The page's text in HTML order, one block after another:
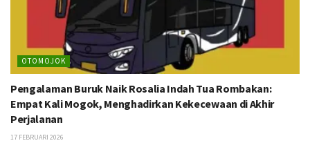
OTOMOJOK
Pengalaman Buruk Naik Rosalia Indah Tua Rombakan:
Empat Kali Mogok, Menghadirkan Kekecewaan di Akhir
Perjalanan
17 FEBRUARI 2026